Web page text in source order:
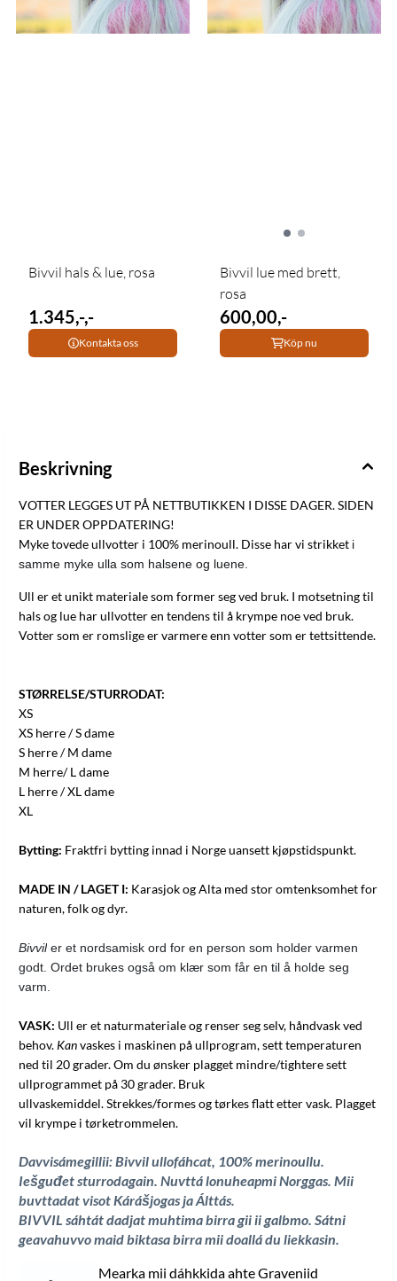
Bivvil hals & lue, rosa
1.345,-,-
Kontakta oss
Bivvil lue med brett,
rosa
600,00,-
Köp nu
Beskrivning
VOTTER LEGGES UT PÅ NETTBUTIKKEN I DISSE DAGER. SIDEN
ER UNDER OPPDATERING!
Myke tovede ullvotter i 100% merinoull. Disse har vi strikket i
samme myke ulla som halsene og luene.
Ull er et unikt materiale som former seg ved bruk. I motsetning til
hals og lue har ullvotter en tendens til å krympe noe ved bruk.
Votter som er romslige er varmere enn votter som er tettsittende.
STØRRELSE/STURRODAT:
XS
XS herre / S dame
S herre / M dame
M herre/ L dame
L herre / XL dame
XL
Bytting: Fraktfri bytting innad i Norge uansett kjøpstidspunkt.
MADE IN / LAGET I: Karasjok og Alta med stor omtenksomhet for
naturen, folk og dyr.
Bivvil er et nordsamisk ord for en person som holder varmen
godt. Ordet brukes også om klær som får en til å holde seg
varm.
VASK: Ull er et naturmateriale og renser seg selv, håndvask ved
behov. Kanvaskes i maskinen på ullprogram, sett temperaturen
ned til 20 grader. Om du ønsker plagget mindre/tightere sett
ullprogrammet på 30 grader. Bruk
ullvaskemiddel. Strekkes/formes og tørkes flatt etter vask. Plagget
vil krympe i tørketrommelen.
Davvisámegillii: Bivvil ullofáhcat, 100% merinoullu.
Iešguđet sturrodagain. Nuvttá lonuheapmi Norggas. Mii
buvttadat visot Kárášjogas ja Álttás.
BIVVIL sáhtát dadjat muhtima birra gii ii galbmo. Sátni
geavahuvvo maid biktasa birra mii doallá du liekkasin
Mearka mii dáhkkida ahte Graveniid